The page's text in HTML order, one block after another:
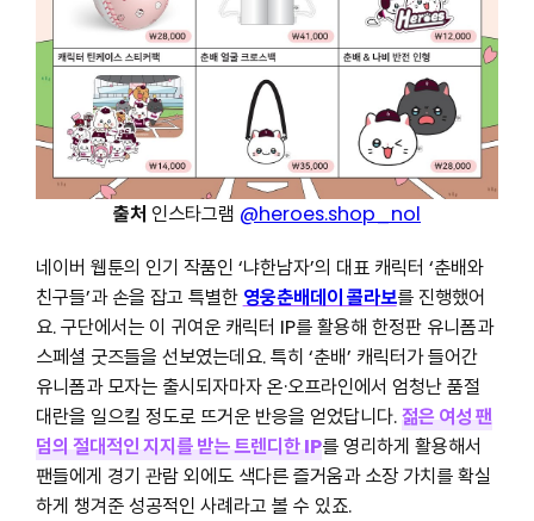
출처 인스타그램 @heroes.shop_nol
네이버 웹툰의 인기 작품인 ‘냐한남자’의 대표 캐릭터 ‘춘배와
친구들’과 손을 잡고 특별한 영웅춘배데이 콜라보를 진행했어
요. 구단에서는 이 귀여운 캐릭터 IP를 활용해 한정판 유니폼과
스페셜 굿즈들을 선보였는데요. 특히 ‘춘배’ 캐릭터가 들어간
유니폼과 모자는 출시되자마자 온·오프라인에서 엄청난 품절
대란을 일으킬 정도로 뜨거운 반응을 얻었답니다.젊은 여성 팬
덤의 절대적인 지지를 받는 트렌디한 IP를 영리하게 활용해서
팬들에게 경기 관람 외에도 색다른 즐거움과 소장 가치를 확실
하게 챙겨준 성공적인 사례라고 볼 수 있죠.